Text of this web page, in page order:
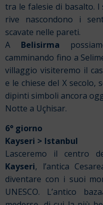
tra le falesie di basalto.
rive nascondono i
scavate nelle pareti.
A Belisirma
camminando fino a
villaggio visiteremo il
e le chiese del X secolo,
dipinti simboli ancora
Notte a Uçhisar.
6° giorno
Kayseri > Istanbul
Lasceremo il centro
Kayseri, l’antica
diventare con i suoi
UNESCO. L’antico